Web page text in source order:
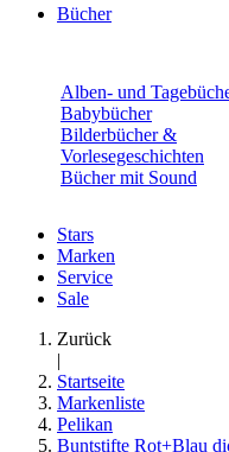
Bücher
Alben- und
Babybücher
Bilderbücher &
Vorlesegeschichten
Bücher mit Sound
Stars
Marken
Service
Sale
Zurück
|
Startseite
Markenliste
Pelikan
Buntstifte Rot+Blau